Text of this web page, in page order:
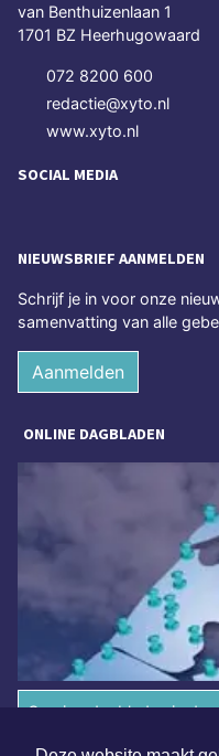
van Benthuizenlaan 1
1701 BZ Heerhugowaard
072 8200 600
redactie@xyto.nl
www.xyto.nl
SOCIAL MEDIA
NIEUWSBRIEF AANMELDEN
Schrijf je in voor onze
samenvatting van alle
Aanmelden
ONLINE DAGBLADEN
Overige dagbladen in de